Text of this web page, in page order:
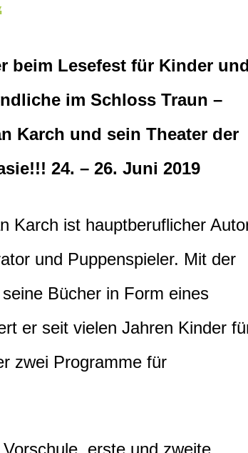
beim Lesefest für Kinder
im Schloss Traun –
Karch und sein Theater der
24. – 26. Juni 2019
Karch ist hauptberuflicher
und Puppenspieler. Mit der
Bücher in Form eines
er seit vielen Jahren Kinder
zwei Programme für